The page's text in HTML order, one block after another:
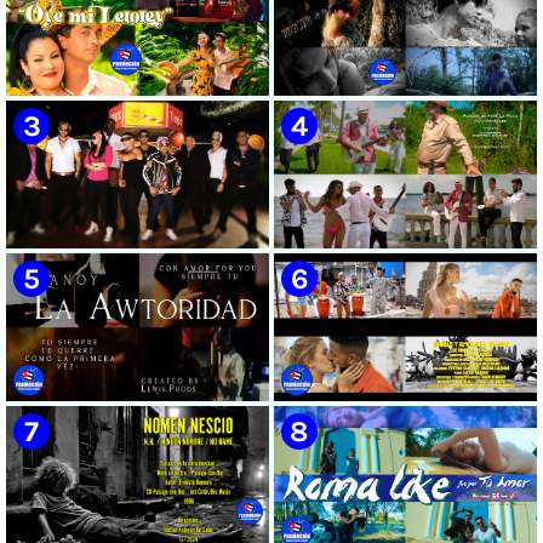
🟡 Susel Gómez (La China) ||
¨Oye Mi Leloley¨ || Director:
Onelio Jesús Larralde González
|| Música popular bailable
cubana || Videoclip || CUBA
🟢 Pirro | ¨Vuelve a mi¨ |
Videoclip | Música Urbana
Cubana | Artistas Cubanos |
Canción | CUBA
🔴 Osmani García & Varios
Artistas | ¨Chupi Chupi¨ |
Director: Joel Guilian | Videoclip
| Música Urbana Cubana |
Artistas Cubanos | Canción |
CUBA
🟡 Tico González - ¨Aunque se
pare la mula¨ - Videoclip -
Dirección: John Meriles -
Roberto C. González
🟢 Hanoy La Awtoridad |
¨Siempre Tú¨ | Director:
🟡 Ronald & El Karnal de Cuba
- ¨Que bonito es el amor¨ 📺